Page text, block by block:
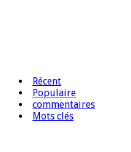
Récent
Populaire
commentaires
Mots clés